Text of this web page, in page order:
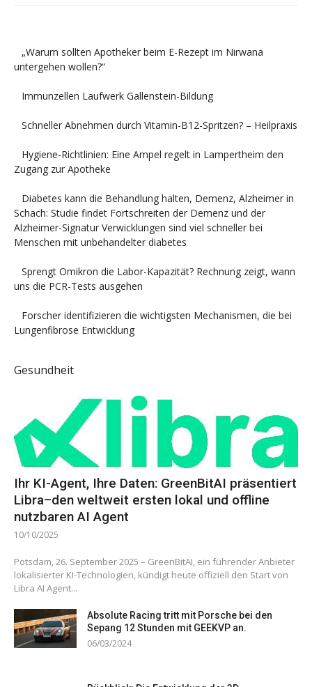
„Warum sollten Apotheker beim E-Rezept im Nirwana
untergehen wollen?“
Immunzellen Laufwerk Gallenstein-Bildung
Schneller Abnehmen durch Vitamin-B12-Spritzen? – Heilpraxis
Hygiene-Richtlinien: Eine Ampel regelt in Lampertheim den
Zugang zur Apotheke
Diabetes kann die Behandlung halten, Demenz, Alzheimer in
Schach: Studie findet Fortschreiten der Demenz und der
Alzheimer-Signatur Verwicklungen sind viel schneller bei
Menschen mit unbehandelter diabetes
Sprengt Omikron die Labor-Kapazität? Rechnung zeigt, wann
uns die PCR-Tests ausgehen
Forscher identifizieren die wichtigsten Mechanismen, die bei
Lungenfibrose Entwicklung
Gesundheit
Ihr KI-Agent, Ihre Daten: GreenBitAI präsentiert
Libra–den weltweit ersten lokal und offline
nutzbaren AI Agent
10/10/2025
Potsdam, 26. September 2025 – GreenBitAI, ein führender Anbieter
lokalisierter KI-Technologien, kündigt heute offiziell den Start von
Libra AI Agent...
Absolute Racing tritt mit Porsche bei den
Sepang 12 Stunden mit GEEKVP an.
06/03/2024